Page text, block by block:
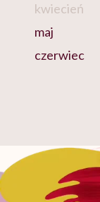
kwiecień
maj
czerwiec